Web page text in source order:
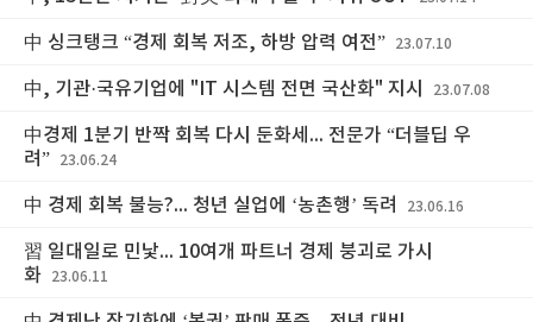
中 싱크탱크 “경제 회복 저조, 하방 압력 여전” 23.07.10
中, 기관·국유기업에 "IT 시스템 전면 국산화" 지시 23.07.08
中경제 1분기 반짝 회복 다시 둔화세... 전문가 “더블딥 우
려”
23.06.24
中 경제 회복 불능?... 청년 실업에 ‘농촌행’ 독려 23.06.16
習 일대일로 민낯... 10여개 파트너 경제 붕괴로 가시
화
23.06.11